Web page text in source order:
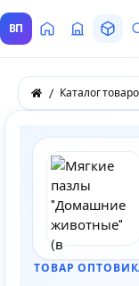
ВП Главная
Все
ТОВАР